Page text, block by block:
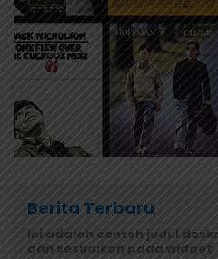
Berita Terbaru
Ini adalah contoh judul
dan sesuaikan pada widget